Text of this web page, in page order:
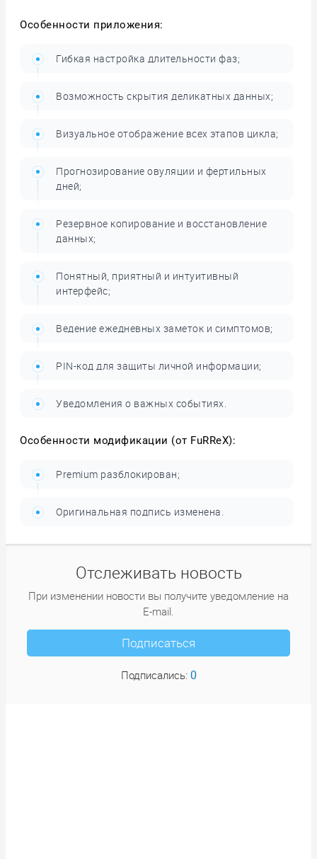
Особенности приложения:
Гибкая настройка длительности фаз;
Возможность скрытия деликатных данных;
Визуальное отображение всех этапов цикла;
Прогнозирование овуляции и фертильных
дней;
Резервное копирование и восстановление
данных;
Понятный, приятный и интуитивный
интерфейс;
Ведение ежедневных заметок и симптомов;
PIN-код для защиты личной информации;
Уведомления о важных событиях.
Особенности модификации (от FuRReX):
Premium разблокирован;
Оригинальная подпись изменена.
Отслеживать новость
При изменении новости вы получите уведомление на
E-mail.
Подписаться
Подписались: 0